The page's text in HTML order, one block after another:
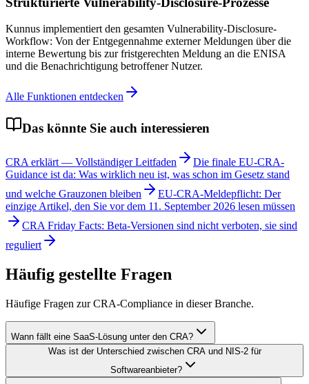
Kunnus implementiert den gesamten Vulnerability-Disclosure-
Workflow: Von der Entgegennahme externer Meldungen über die
interne Bewertung bis zur fristgerechten Meldung an die ENISA
und die Benachrichtigung betroffener Nutzer.
Alle Funktionen entdecken
Das könnte Sie auch interessieren
CRA erklärt — Vollständiger Leitfaden
Die finale EU-CRA-
Guidance ist da: Was wirklich neu ist, was schon im Gesetz stand
und welche Grauzonen bleiben
EU-CRA-Meldepflicht: Der
einzige Artikel, den Sie vor dem 11. September 2026 lesen müssen
CRA Friday Facts: Beta-Versionen sind nicht verboten, sie sind
reguliert
Häufig gestellte Fragen
Häufige Fragen zur CRA-Compliance in dieser Branche.
Wann fällt eine SaaS-Lösung unter den CRA?
Was ist der Unterschied zwischen CRA und NIS-2 für
Softwareanbieter?